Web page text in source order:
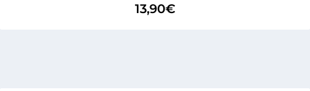
13,90€